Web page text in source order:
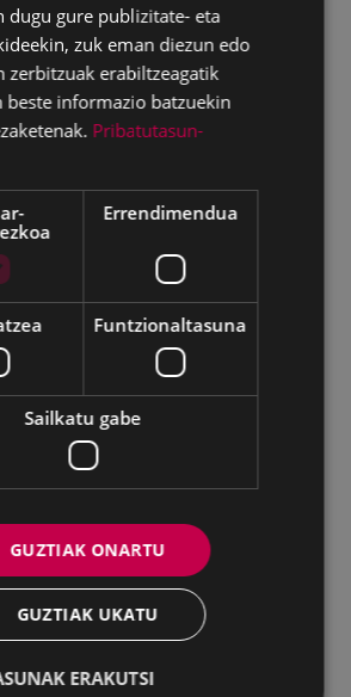
Saria jaso du
Museoak, izandako
zinema Untzagara
dugu gure publizitate- eta
zuk eman diezun edo
zerbitzuak erabiltzeagatik
beste informazio batzuekin
Pribatutasun-
Errendimendua
Funtzionaltasuna
Sailkatu gabe
GUZTIAK ONARTU
GUZTIAK UKATU
ERAKUTSI